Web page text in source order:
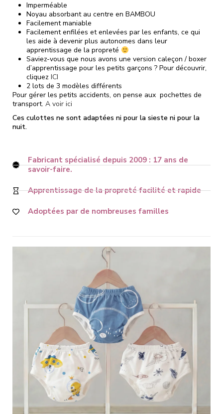
Imperméable
Noyau absorbant au centre en BAMBOU
Facilement maniable
Facilement enfilées et enlevées par les enfants, ce qui
les aide à devenir plus autonomes dans leur
apprentissage de la propreté
Saviez-vous que nous avons une version caleçon / boxer
d’apprentissage pour les petits garçons ? Pour découvrir,
cliquez ICI
2 lots de 3 modèles différents
Pour gérer les petits accidents, on pense aux pochettes de
transport. A voir ici
Ces culottes ne sont adaptées ni pour la sieste ni pour la
nuit.
Fabricant spécialisé depuis 2009 : 17 ans de
savoir-faire.
Apprentissage de la propreté facilité et rapide
Adoptées par de nombreuses familles